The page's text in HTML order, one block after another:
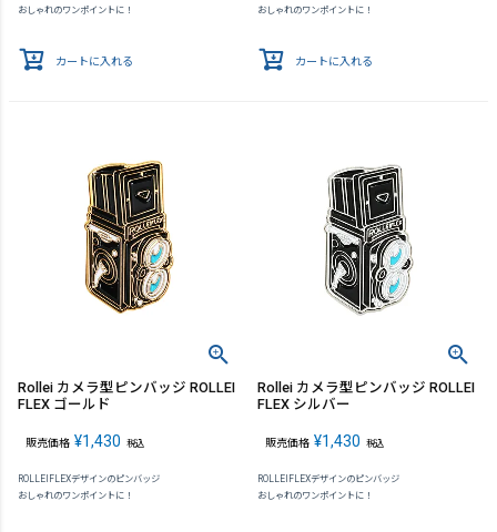
おしゃれのワンポイントに！
カートに入れる
おしゃれのワンポイントに！
カートに入れる
Rollei カメラ型ピンバッジ ROLLEI
FLEX ゴールド
販売価格 ¥1,430 税込
ROLLEIFLEXデザインのピンバッジ
おしゃれのワンポイントに！
Rollei カメラ型ピンバッジ ROLLEI
FLEX シルバー
販売価格 ¥1,430 税込
ROLLEIFLEXデザインのピンバッジ
おしゃれのワンポイントに！